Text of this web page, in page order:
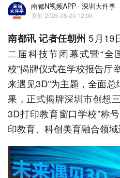
南都N视频APP · 深圳大件事
原创 2026-05-20 12:00
南都讯 记者任朝州 5月19
二届科技节闭幕式暨“全
校”揭牌仪式在学校报告厅
来遇见3D”为主题，全面
果，正式揭牌深圳市创想
3D打印教育窗口学校”称
印教育、科创美育融合领域